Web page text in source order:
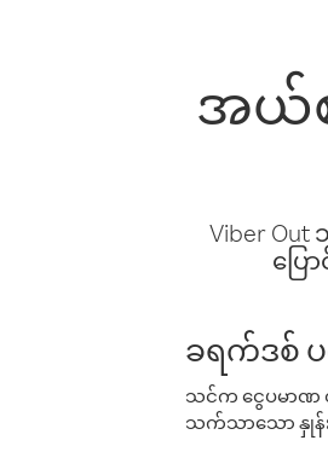
အယ်စ
Viber
ပြေ
ခရက်ဒစ် ပ
သင်က ငွေပမာဏ
သက်သာသော နှုန်း